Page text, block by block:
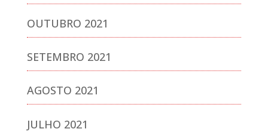
OUTUBRO 2021
SETEMBRO 2021
AGOSTO 2021
JULHO 2021